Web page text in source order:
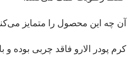
آن چه این محصول را متمایز
کرم پودر الارو فاقد چربی بوده